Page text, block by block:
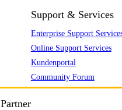
Support & Services
Enterprise Support
Online Support Services
Kundenportal
Community Forum
Partner